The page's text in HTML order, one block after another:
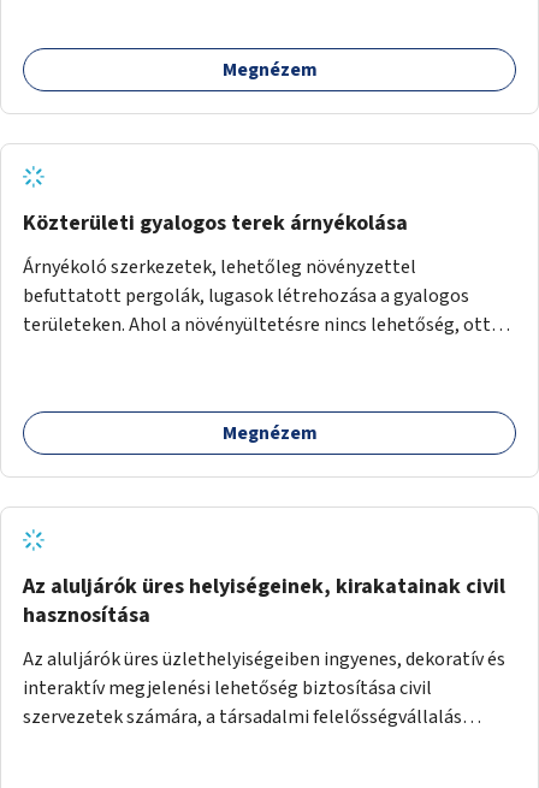
Megnézem
Közterületi gyalogos terek árnyékolása
Árnyékoló szerkezetek, lehetőleg növényzettel
befuttatott pergolák, lugasok létrehozása a gyalogos
területeken. Ahol a növényültetésre nincs lehetőség, ott
Megnézem
Az aluljárók üres helyiségeinek, kirakatainak civil
hasznosítása
Az aluljárók üres üzlethelyiségeiben ingyenes, dekoratív és
interaktív megjelenési lehetőség biztosítása civil
szervezetek számára, a társadalmi felelősségvállalás